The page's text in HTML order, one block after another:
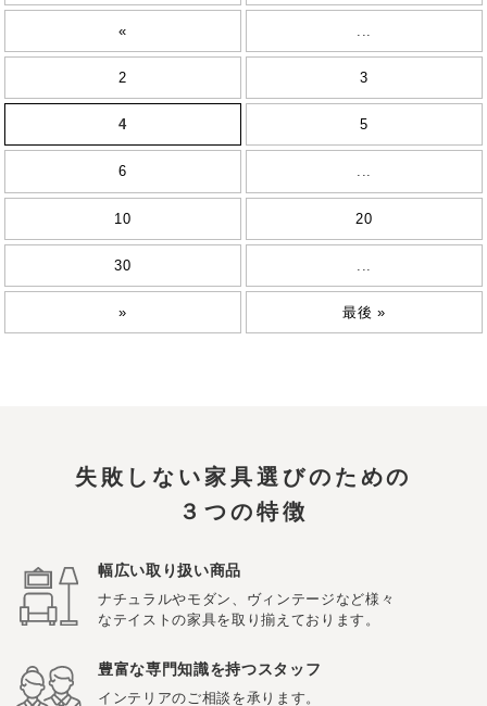
«
2 3
4 5
6 ...
10 20
30
» 最後 »
失敗しない家具選びのための
３つの特徴
幅広い取り扱い商品
ナチュラルやモダン、ヴィンテージなど様々
なテイストの家具を取り揃えております。
豊富な専門知識を持つスタッフ
インテリアのご相談を承ります。